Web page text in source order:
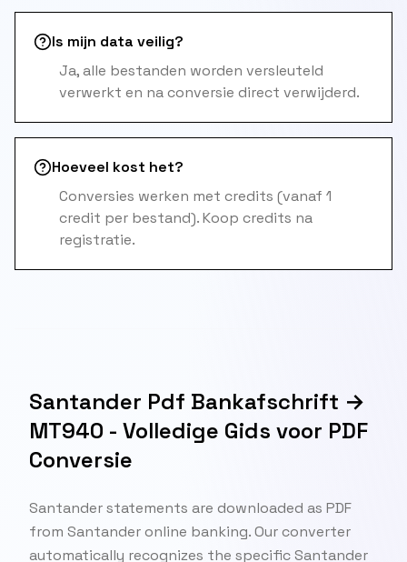
Is mijn data veilig?
Ja, alle bestanden worden versleuteld
verwerkt en na conversie direct verwijderd.
Hoeveel kost het?
Conversies werken met credits (vanaf 1
credit per bestand). Koop credits na
registratie.
Santander Pdf Bankafschrift →
MT940 - Volledige Gids voor PDF
Conversie
Santander statements are downloaded as PDF
from Santander online banking. Our converter
automatically recognizes the specific Santander